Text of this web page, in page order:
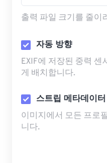
출력 파일 크기를 줄이
자동 방향
EXIF에 저장된 중력
게 배치합니다.
스트립 메타데이터
이미지에서 모든 프로
니다.